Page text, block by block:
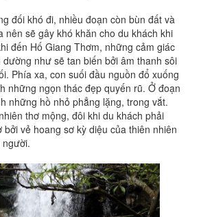
đối khó đi, nhiều đoạn còn bùn đất và
nên sẽ gây khó khăn cho du khách khi
đến Hố Giang Thơm, những cảm giác
như sẽ tan biến bởi âm thanh sôi
Phía xa, con suối đầu nguồn đổ xuống
những ngọn thác đẹp quyến rũ. Ở đoạn
những hồ nhỏ phẳng lặng, trong vắt.
thơ mộng, đôi khi du khách phải
vẻ hoang sơ kỳ diệu của thiên nhiên